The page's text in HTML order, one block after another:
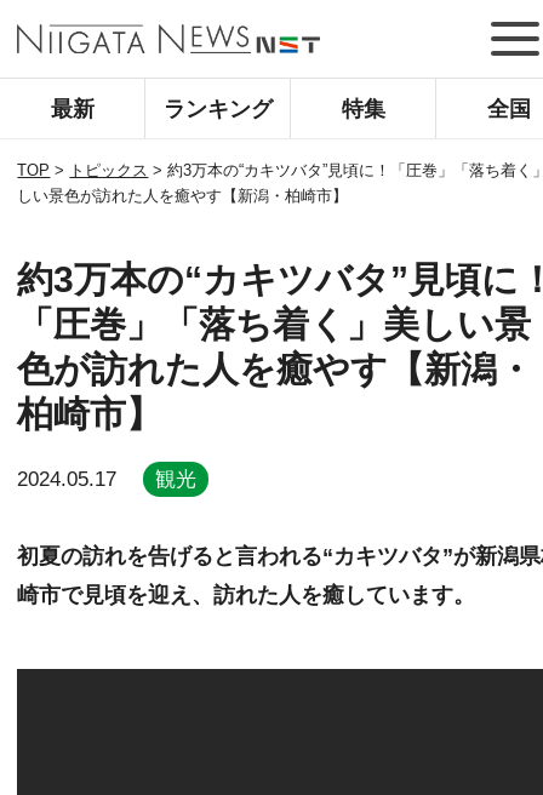
最新 ランキング 特集 全国
TOP > トピックス >約3万本の“カキツバタ”見頃に！「圧巻」「落ち着く
しい景色が訪れた人を癒やす【新潟・柏崎市】
約3万本の“カキツバタ”見頃に
「圧巻」「落ち着く」美しい景
色が訪れた人を癒やす【新潟・
柏崎市】
2024.05.17 観光
初夏の訪れを告げると言われる“カキツバタ”が新潟
崎市で見頃を迎え、訪れた人を癒しています。